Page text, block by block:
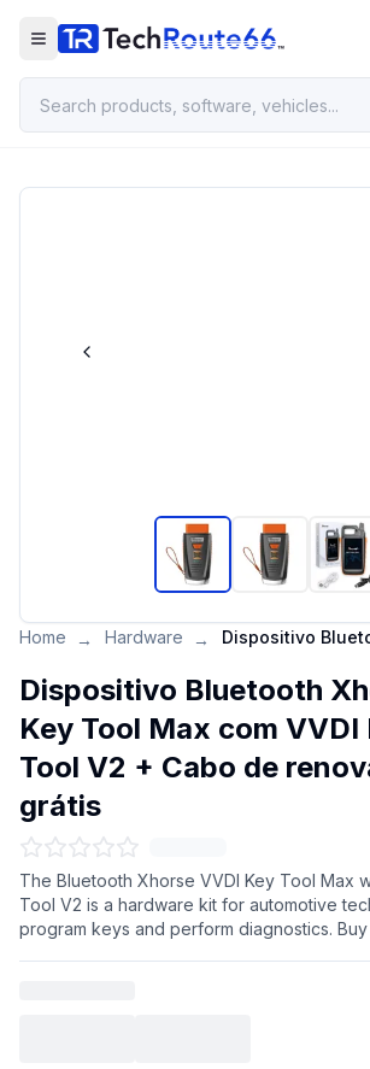
Home → Hardware →
Dispositivo Bluetooth
Key Tool Max com VVDI
Tool V2 + Cabo de
grátis
The Bluetooth Xhorse VVDI Key Tool Max
Tool V2 is a hardware kit for automotive
program keys and perform diagnostics.